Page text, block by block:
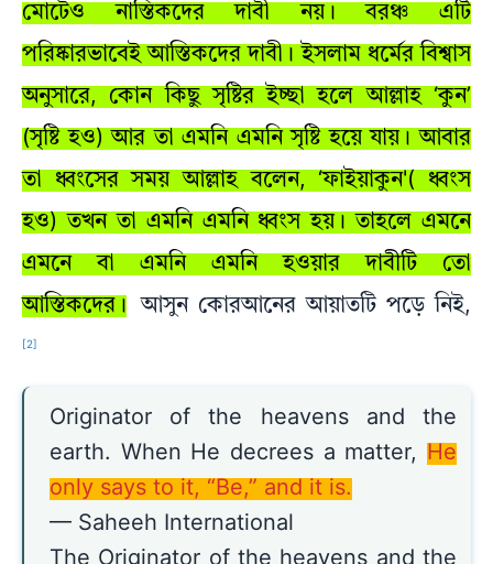
মোটেও নাস্তিকদের দাবী নয়। বরঞ্চ এটি
পরিষ্কারভাবেই আস্তিকদের দাবী। ইসলাম ধর্মের বিশ্বাস
অনুসারে, কোন কিছু সৃষ্টির ইচ্ছা হলে আল্লাহ ‘কুন’
(সৃষ্টি হও) আর তা এমনি এমনি সৃষ্টি হয়ে যায়। আবার
তা ধ্বংসের সময় আল্লাহ বলেন, ‘ফাইয়াকুন'( ধ্বংস
হও) তখন তা এমনি এমনি ধ্বংস হয়। তাহলে এমনে
এমনে বা এমনি এমনি হওয়ার দাবীটি তো
আস্তিকদের।
আসুন কোরআনের আয়াতটি পড়ে নিই,
[2]
Originator of the heavens and the
earth. When He decrees a matter,
He
only says to it, “Be,” and it is.
— Saheeh International
The Originator of the heavens and the